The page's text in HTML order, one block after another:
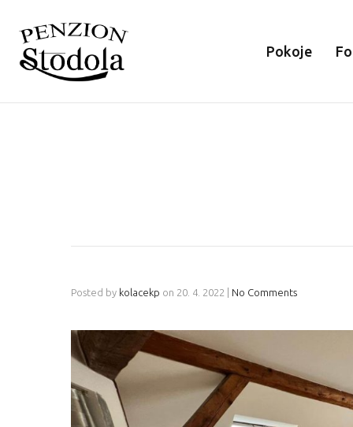
Pokoje
Posted by kolacekp on 20. 4. 2022 No Comments